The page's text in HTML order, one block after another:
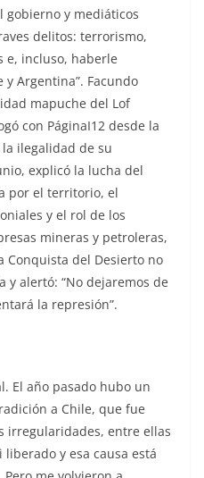
gobierno y mediáticos
delitos: terrorismo,
e, incluso, haberle
Argentina”. Facundo
mapuche del Lof
con PáginaI12 desde la
ilegalidad de su
explicó la lucha del
por el territorio, el
y el rol de los
mineras y petroleras,
Conquista del Desierto no
y alertó: “No dejaremos de
la represión”.
El año pasado hubo un
a Chile, que fue
irregularidades, entre ellas
y esa causa está